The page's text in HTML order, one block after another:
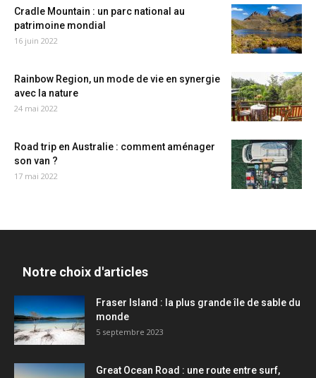
Cradle Mountain : un parc national au
patrimoine mondial
16 juin 2022
Rainbow Region, un mode de vie en synergie
avec la nature
24 mai 2022
Road trip en Australie : comment aménager
son van ?
17 mai 2022
Notre choix d'articles
Fraser Island : la plus grande île de sable du
monde
5 septembre 2023
Great Ocean Road : une route entre surf,